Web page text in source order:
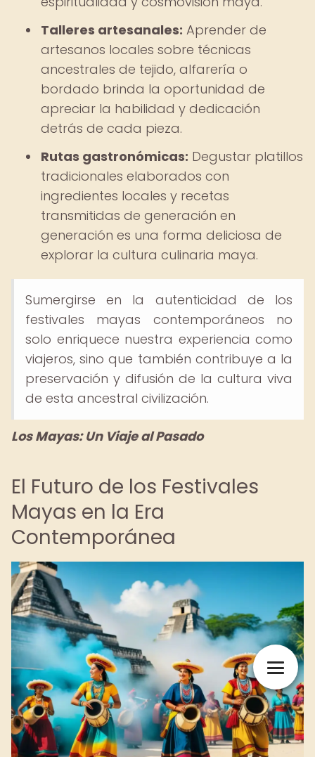
Talleres artesanales: Aprender de
artesanos locales sobre técnicas
ancestrales de tejido, alfarería o
bordado brinda la oportunidad de
apreciar la habilidad y dedicación
detrás de cada pieza.
Rutas gastronómicas: Degustar platillos
tradicionales elaborados con
ingredientes locales y recetas
transmitidas de generación en
generación es una forma deliciosa de
explorar la cultura culinaria maya.
Sumergirse en la autenticidad de los
festivales mayas contemporáneos no
solo enriquece nuestra experiencia como
viajeros, sino que también contribuye a la
preservación y difusión de la cultura viva
de esta ancestral civilización.
Los Mayas: Un Viaje al Pasado
El Futuro de los Festivales
Mayas en la Era
Contemporánea